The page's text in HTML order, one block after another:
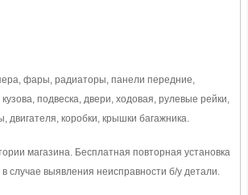
фары, радиаторы, панели передние,
подвеска, двери, ходовая, рулевые рейки,
двигателя, коробки, крышки багажника.
магазина. Бесплатная повторная установка
случае выявления неисправности б/у детали.